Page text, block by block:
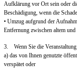
Aufklärung vor Ort sein oder
Beschädigung, wenn die
• Umzug aufgrund der
Entfernung zwischen altem
3. Wenn Sie die
a) das von Ihnen genutzte
verspätet oder